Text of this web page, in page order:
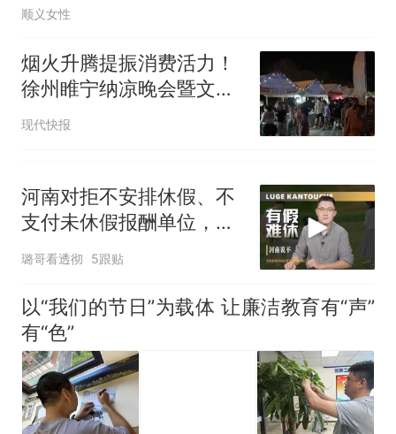
顺义女性
烟火升腾提振消费活力！
徐州睢宁纳凉晚会暨文旅
促消费市集火热开启
现代快报
河南对拒不安排休假、不
支付未休假报酬单位，快
速立案、限期整改
璐哥看透彻 5跟贴
以“我们的节日”为载体 让廉洁教育有“声”
有“色”